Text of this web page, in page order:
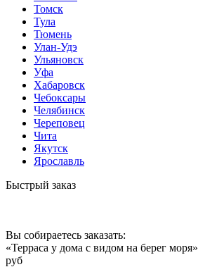
Томск
Тула
Тюмень
Улан-Удэ
Ульяновск
Уфа
Хабаровск
Чебоксары
Челябинск
Череповец
Чита
Якутск
Ярославль
Быстрый заказ
Вы собираетесь заказать:
«Терраса у дома с видом на берег моря»
руб